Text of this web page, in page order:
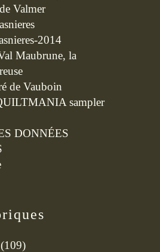
(109)
Valmer
2014
Maubrune, la
de Vauboin
sampler
DONNÉES